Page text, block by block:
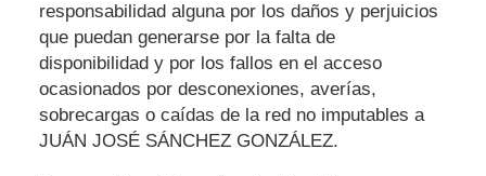
responsabilidad alguna por los daños y perjuicios
que puedan generarse por la falta de
disponibilidad y por los fallos en el acceso
ocasionados por desconexiones, averías,
sobrecargas o caídas de la red no imputables a
JUÁN JOSÉ SÁNCHEZ GONZÁLEZ.